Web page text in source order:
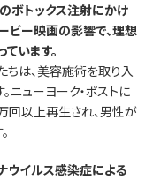
ボトックス注射にかけ
ビー映画の影響で、理想
います。
は、美容施術を取り入
ニューヨーク・ポストに
回以上再生され、男性が
ウイルス感染症による